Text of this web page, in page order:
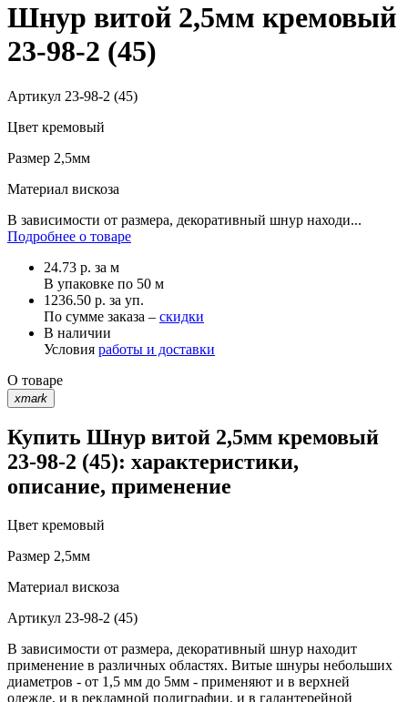
Шнур витой 2,5мм кремовый
23-98-2 (45)
Артикул 23-98-2 (45)
Цвет кремовый
Размер 2,5мм
Материал вискоза
В зависимости от размера, декоративный шнур находи...
Подробнее о товаре
24.73 р. за м
В упаковке по 50 м
1236.50 р. за уп.
По сумме заказа – скидки
В наличии
Условия работы и доставки
О товаре
xmark
Купить Шнур витой 2,5мм кремовый
23-98-2 (45): характеристики,
описание, применение
Цвет кремовый
Размер 2,5мм
Материал вискоза
Артикул 23-98-2 (45)
В зависимости от размера, декоративный шнур находит
применение в различных областях. Витые шнуры небольших
диаметров - от 1,5 мм до 5мм - применяют и в верхней
одежде, и в рекламной полиграфии, и в галантерейной